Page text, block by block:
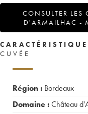
CONSULTER
D'ARMAILHAC -
CUVÉE
Région : Bordeaux
Domaine :Château